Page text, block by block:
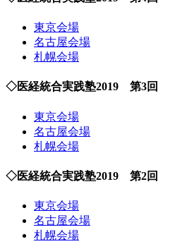
東京会場
名古屋会場
札幌会場
◇医経統合実践塾2019 第3回
東京会場
名古屋会場
札幌会場
◇医経統合実践塾2019 第2回
東京会場
名古屋会場
札幌会場